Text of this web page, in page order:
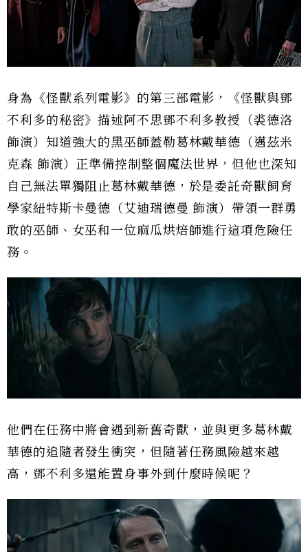
身為《怪獸系列電影》的第三部電影，《怪獸與鄧
不利多的秘密》描述阿不思鄧不利多教授（裘德洛
飾演）知道強大的黑巫師蓋勒葛林戴華德（邁茲米
克森 飾演）正準備控制整個魔法世界，但他也深知
自己無法單獨阻止葛林戴華德，於是委託奇獸飼育
學家紐特斯卡曼德（艾迪瑞德曼 飾演）帶領一群勇
敢的巫師、女巫和一位麻瓜烘焙師進行這項危險任
務。
他們在任務中將會遇到新舊奇獸，並與更多葛林戴
華德的追隨者發生衝突，但隨著任務風險越來越
高，鄧不利多還能置身事外到什麼時候呢？